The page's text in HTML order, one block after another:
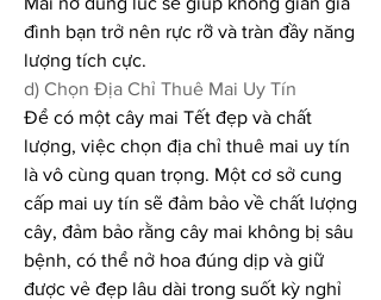
đình bạn trở nên rực rỡ và tràn đầy năng
lượng tích cực.
d) Chọn Địa Chỉ Thuê Mai Uy Tín
Để có một cây mai Tết đẹp và chất
lượng, việc chọn địa chỉ thuê mai uy tín
là vô cùng quan trọng. Một cơ sở cung
cấp mai uy tín sẽ đảm bảo về chất lượng
cây, đảm bảo rằng cây mai không bị sâu
bệnh, có thể nở hoa đúng dịp và giữ
được vẻ đẹp lâu dài trong suốt kỳ nghỉ